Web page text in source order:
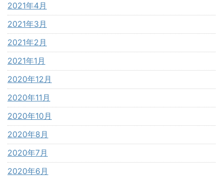
2021年4月
2021年3月
2021年2月
2021年1月
2020年12月
2020年11月
2020年10月
2020年8月
2020年7月
2020年6月